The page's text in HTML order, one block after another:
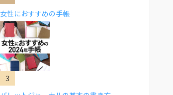
女性におすすめの手帳